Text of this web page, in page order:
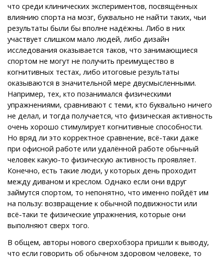
что среди клинических экспериментов, посвящённых
влиянию спорта на мозг, буквально не найти таких, чьи
результаты были бы вполне надёжны. Либо в них
участвует слишком мало людей, либо дизайн
исследования оказывается таков, что занимающиеся
спортом не могут не получить преимущество в
когнитивных тестах, либо итоговые результаты
оказываются в значительной мере двусмысленными.
Например, тех, кто позанимался физическими
упражнениями, сравнивают с теми, кто буквально ничего
не делал, и тогда получается, что физическая активность
очень хорошо стимулирует когнитивные способности.
Но вряд ли это корректное сравнение, всё-таки даже
при офисной работе или удалённой работе обычный
человек какую-то физическую активность проявляет.
Конечно, есть такие люди, у которых день проходит
между диваном и креслом. Однако если они вдруг
займутся спортом, то непонятно, что именно пойдёт им
на пользу: возвращение к обычной подвижности или
всё-таки те физические упражнения, которые они
выполняют сверх того.
В общем, авторы нового сверхобзора пришли к выводу,
что если говорить об обычном здоровом человеке, то